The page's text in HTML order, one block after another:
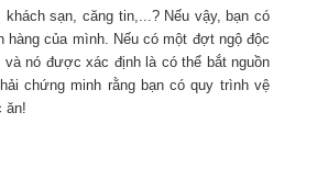
khách sạn, căng tin,...? Nếu vậy, bạn có
hàng của mình. Nếu có một đợt ngộ độc
nó được xác định là có thể bắt nguồn
chứng minh rằng bạn có quy trình vệ
ăn!